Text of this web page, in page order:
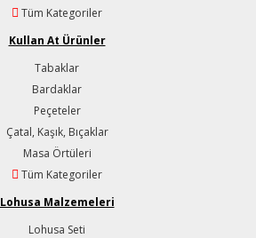
Tüm Kategoriler
Kullan At Ürünler
Tabaklar
Bardaklar
Peçeteler
Çatal, Kaşık, Bıçaklar
Masa Örtüleri
Tüm Kategoriler
Lohusa Malzemeleri
Lohusa Seti